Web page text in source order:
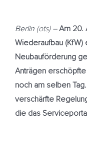
Berlin(ots) –Am 20.
Wiederaufbau
Neubauförderung
Anträgen
noch am selben
verschärfte
die das